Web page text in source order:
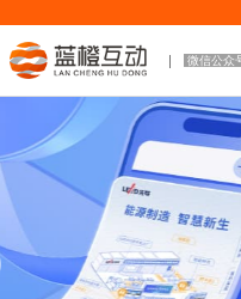
微信公众